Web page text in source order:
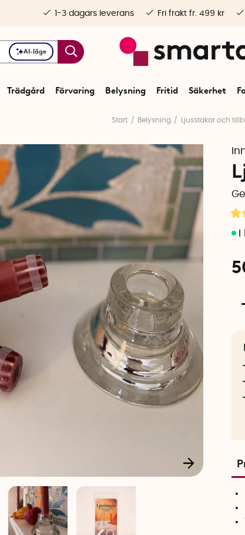
AI-läge
Trädgård Förvaring Belysning Fritid Säkerhet
1-3 dagars leverans Fri frakt fr. 499 kr
Start Belysning Ljusstakar och